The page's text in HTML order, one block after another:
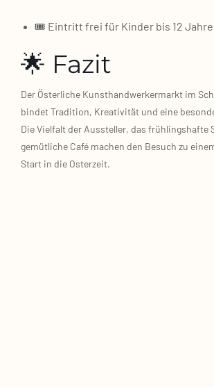
🎟️ Ein­tritt frei für Kin­der bis 12 Jah­re
🌟 Fazit
Der Öster­li­che Kunst­hand­wer­ker­markt im
bin­det Tra­di­ti­on, Krea­ti­vi­tät und eine
Die Viel­falt der Aus­stel­ler, das früh­lings­haf­te
gemüt­li­che Café machen den Besuch zu
Start in die Oster­zeit.